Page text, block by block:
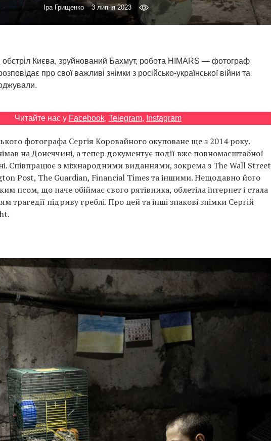
Іра Грищенко 3 липня 2023
Києва, зруйнований Бахмут, робота HIMARS — фотограф
про свої важливі знімки з російсько-української війни та
Читайте нас у Facebook, Telegram, Instagram
фотографа Сергія Коровайного окуповане ще з 2014 року.
на Донеччині, а тепер документує події вже повномасштабної
Співпрацює з міжнародними виданнями, зокрема з The Wall Street
Post, The Guardian, Financial Times та іншими. Нещодавно його
псом, що наче обіймає свого рятівника, облетіла інтернет і стала
трагедії підриву греблі. Про цей та інші знакові знімки Сергій